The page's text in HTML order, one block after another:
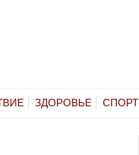
ЗДОРОВЬЕ СПОРТ